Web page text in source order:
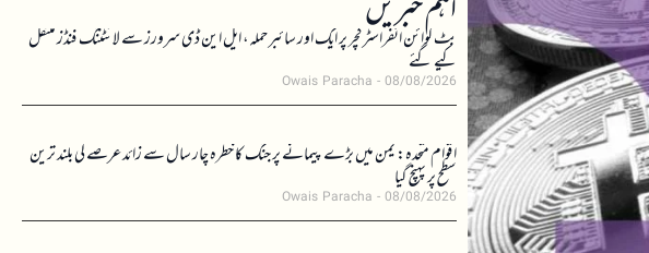
بٹ کوائن انفراسٹرکچر پر ایک اور سائبر حملہ، ایل این ڈی سرورز سے لائٹننگ فنڈز منتقل
کیے گئے
Owais Paracha 08/08/2026
اقوام متحدہ: یمن میں بڑے پیمانے پر جنگ کا خطرہ چار سال سے زائد عرصے کی بلند ترین
سطح پر پہنچ گیا
Owais Paracha 08/08/2026